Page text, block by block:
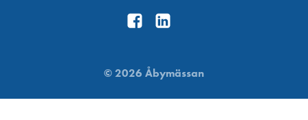
© 2026 Åbymässan